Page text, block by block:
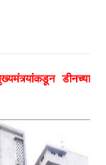
डीनच्या